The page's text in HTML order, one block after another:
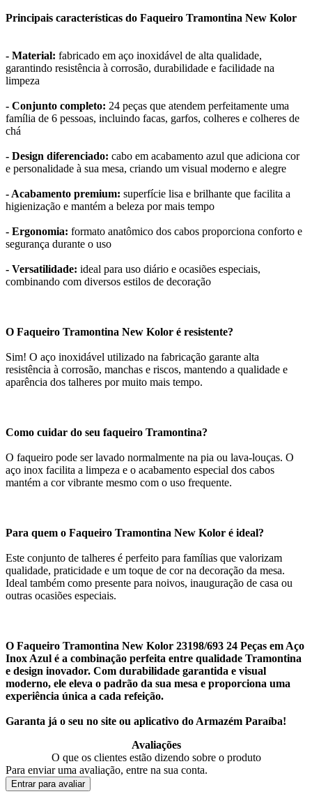
Principais características do Faqueiro Tramontina New Kolor
- Material: fabricado em aço inoxidável de alta qualidade,
garantindo resistência à corrosão, durabilidade e facilidade na
limpeza
- Conjunto completo: 24 peças que atendem perfeitamente uma
família de 6 pessoas, incluindo facas, garfos, colheres e colheres de
chá
- Design diferenciado: cabo em acabamento azul que adiciona cor
e personalidade à sua mesa, criando um visual moderno e alegre
- Acabamento premium: superfície lisa e brilhante que facilita a
higienização e mantém a beleza por mais tempo
- Ergonomia: formato anatômico dos cabos proporciona conforto e
segurança durante o uso
- Versatilidade: ideal para uso diário e ocasiões especiais,
combinando com diversos estilos de decoração
O Faqueiro Tramontina New Kolor é resistente?
Sim! O aço inoxidável utilizado na fabricação garante alta
resistência à corrosão, manchas e riscos, mantendo a qualidade e
aparência dos talheres por muito mais tempo.
Como cuidar do seu faqueiro Tramontina?
O faqueiro pode ser lavado normalmente na pia ou lava-louças. O
aço inox facilita a limpeza e o acabamento especial dos cabos
mantém a cor vibrante mesmo com o uso frequente.
Para quem o Faqueiro Tramontina New Kolor é ideal?
Este conjunto de talheres é perfeito para famílias que valorizam
qualidade, praticidade e um toque de cor na decoração da mesa.
Ideal também como presente para noivos, inauguração de casa ou
outras ocasiões especiais.
O Faqueiro Tramontina New Kolor 23198/693 24 Peças em Aço
Inox Azul é a combinação perfeita entre qualidade Tramontina
e design inovador. Com durabilidade garantida e visual
moderno, ele eleva o padrão da sua mesa e proporciona uma
experiência única a cada refeição.
Garanta já o seu no site ou aplicativo do Armazém Paraíba!
Avaliações
O que os clientes estão dizendo sobre o produto
Para enviar uma avaliação, entre na sua conta.
Entrar para avaliar